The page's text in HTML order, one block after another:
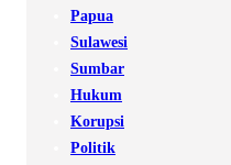
Papua
Sulawesi
Sumbar
Hukum
Korupsi
Politik